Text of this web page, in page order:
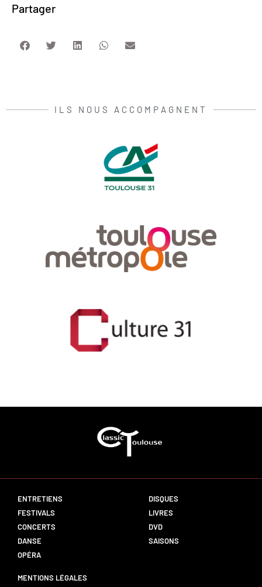
Partager
ILS NOUS ACCOMPAGNENT
ENTRETIENS
FESTIVALS
CONCERTS
DANSE
OPÉRA
DISQUES
LIVRES
DVD
SAISONS
MENTIONS LÉGALES